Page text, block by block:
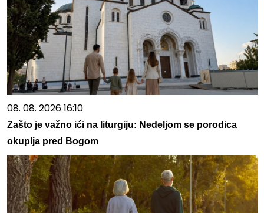
08. 08. 2026 16:10
Zašto je važno ići na liturgiju: Nedeljom se porodica
okuplja pred Bogom